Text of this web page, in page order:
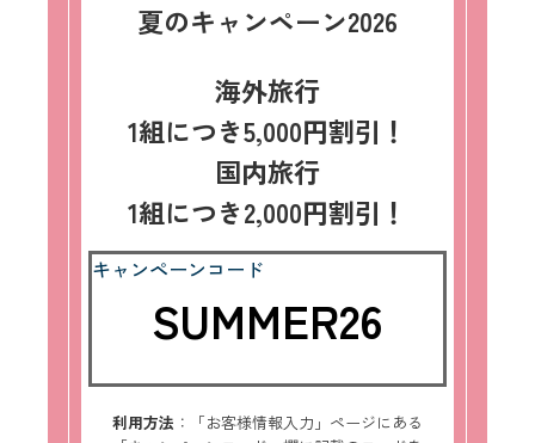
夏のキャンペーン2026
海外旅行
1組につき5,000円割引！
国内旅行
1組につき2,000円割引！
キャンペーンコード
SUMMER26
利用方法 ：「お客様情報入力」ページにある